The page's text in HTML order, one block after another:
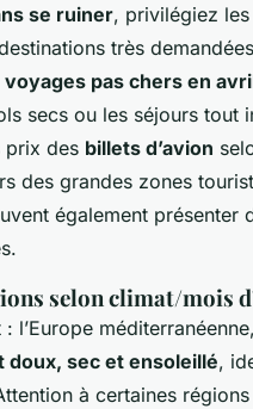
se ruiner, privilégiez
très
voyages pas chers en
secs ou les séjours tout
prix des billets d’avion
des grandes zones
également présenter
selon climat/mois
l’Europe
doux, sec et ensoleillé,
à certaines